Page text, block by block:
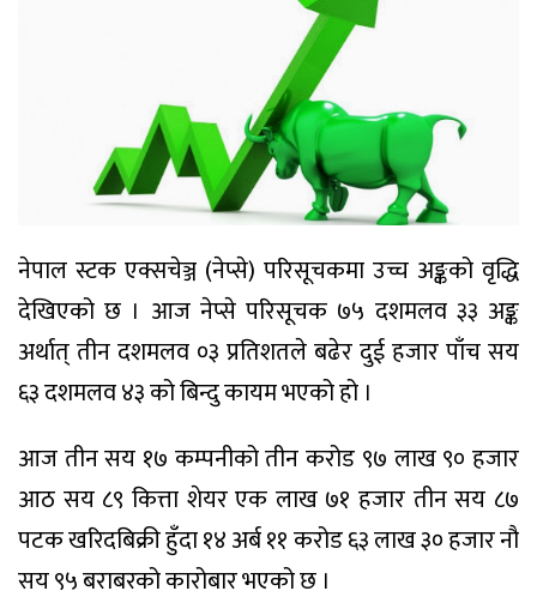
नेपाल स्टक एक्सचेञ्ज (नेप्से) परिसूचकमा उच्च अङ्कको वृद्धि
देखिएको छ । आज नेप्से परिसूचक ७५ दशमलव ३३ अङ्क
अर्थात् तीन दशमलव ०३ प्रतिशतले बढेर दुई हजार पाँच सय
६३ दशमलव ४३ को बिन्दु कायम भएको हो ।
आज तीन सय १७ कम्पनीको तीन करोड ९७ लाख ९० हजार
आठ सय ८९ कित्ता शेयर एक लाख ७१ हजार तीन सय ८७
पटक खरिदबिक्री हुँदा १४ अर्ब ११ करोड ६३ लाख ३० हजार नौ
सय ९५ बराबरको कारोबार भएको छ ।